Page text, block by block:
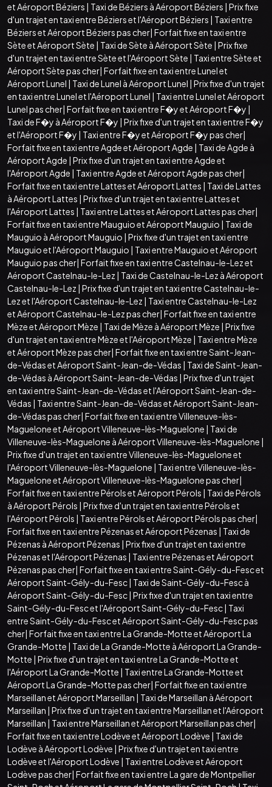
et Aéroport Béziers | Taxi de Béziers à Aéroport Béziers | Prix fixe
d'un trajet en taxi entre Béziers et l'Aéroport Béziers | Taxi entre
Béziers et Aéroport Béziers pas cher| Forfait fixe en taxi entre
Sète et Aéroport Sète | Taxi de Sète à Aéroport Sète | Prix fixe
d'un trajet en taxi entre Sète et l'Aéroport Sète | Taxi entre Sète et
Aéroport Sète pas cher| Forfait fixe en taxi entre Lunel et
Aéroport Lunel | Taxi de Lunel à Aéroport Lunel | Prix fixe d'un trajet
en taxi entre Lunel et l'Aéroport Lunel | Taxi entre Lunel et Aéroport
Lunel pas cher| Forfait fixe en taxi entre F�y et Aéroport F�y |
Taxi de F�y à Aéroport F�y | Prix fixe d'un trajet en taxi entre F�y
et l'Aéroport F�y | Taxi entre F�y et Aéroport F�y pas cher|
Forfait fixe en taxi entre Agde et Aéroport Agde | Taxi de Agde à
Aéroport Agde | Prix fixe d'un trajet en taxi entre Agde et
l'Aéroport Agde | Taxi entre Agde et Aéroport Agde pas cher|
Forfait fixe en taxi entre Lattes et Aéroport Lattes | Taxi de Lattes
à Aéroport Lattes | Prix fixe d'un trajet en taxi entre Lattes et
l'Aéroport Lattes | Taxi entre Lattes et Aéroport Lattes pas cher|
Forfait fixe en taxi entre Mauguio et Aéroport Mauguio | Taxi de
Mauguio à Aéroport Mauguio | Prix fixe d'un trajet en taxi entre
Mauguio et l'Aéroport Mauguio | Taxi entre Mauguio et Aéroport
Mauguio pas cher| Forfait fixe en taxi entre Castelnau-le-Lez et
Aéroport Castelnau-le-Lez | Taxi de Castelnau-le-Lez à Aéroport
Castelnau-le-Lez | Prix fixe d'un trajet en taxi entre Castelnau-le-
Lez et l'Aéroport Castelnau-le-Lez | Taxi entre Castelnau-le-Lez
et Aéroport Castelnau-le-Lez pas cher| Forfait fixe en taxi entre
Mèze et Aéroport Mèze | Taxi de Mèze à Aéroport Mèze | Prix fixe
d'un trajet en taxi entre Mèze et l'Aéroport Mèze | Taxi entre Mèze
et Aéroport Mèze pas cher| Forfait fixe en taxi entre Saint-Jean-
de-Védas et Aéroport Saint-Jean-de-Védas | Taxi de Saint-Jean-
de-Védas à Aéroport Saint-Jean-de-Védas | Prix fixe d'un trajet
en taxi entre Saint-Jean-de-Védas et l'Aéroport Saint-Jean-de-
Védas | Taxi entre Saint-Jean-de-Védas et Aéroport Saint-Jean-
de-Védas pas cher| Forfait fixe en taxi entre Villeneuve-lès-
Maguelone et Aéroport Villeneuve-lès-Maguelone | Taxi de
Villeneuve-lès-Maguelone à Aéroport Villeneuve-lès-Maguelone |
Prix fixe d'un trajet en taxi entre Villeneuve-lès-Maguelone et
l'Aéroport Villeneuve-lès-Maguelone | Taxi entre Villeneuve-lès-
Maguelone et Aéroport Villeneuve-lès-Maguelone pas cher|
Forfait fixe en taxi entre Pérols et Aéroport Pérols | Taxi de Pérols
à Aéroport Pérols | Prix fixe d'un trajet en taxi entre Pérols et
l'Aéroport Pérols | Taxi entre Pérols et Aéroport Pérols pas cher|
Forfait fixe en taxi entre Pézenas et Aéroport Pézenas | Taxi de
Pézenas à Aéroport Pézenas | Prix fixe d'un trajet en taxi entre
Pézenas et l'Aéroport Pézenas | Taxi entre Pézenas et Aéroport
Pézenas pas cher| Forfait fixe en taxi entre Saint-Gély-du-Fesc et
Aéroport Saint-Gély-du-Fesc| Taxi de Saint-Gély-du-Fesc à
Aéroport Saint-Gély-du-Fesc| Prix fixe d'un trajet en taxi entre
Saint-Gély-du-Fesc et l'Aéroport Saint-Gély-du-Fesc| Taxi
entre Saint-Gély-du-Fesc et Aéroport Saint-Gély-du-Fesc pas
cher| Forfait fixe en taxi entre La Grande-Motte et Aéroport La
Grande-Motte | Taxi de La Grande-Motte à Aéroport La Grande-
Motte | Prix fixe d'un trajet en taxi entre La Grande-Motte et
l'Aéroport La Grande-Motte | Taxi entre La Grande-Motte et
Aéroport La Grande-Motte pas cher| Forfait fixe en taxi entre
Marseillan et Aéroport Marseillan | Taxi de Marseillan à Aéroport
Marseillan | Prix fixe d'un trajet en taxi entre Marseillan et l'Aéroport
Marseillan | Taxi entre Marseillan et Aéroport Marseillan pas cher|
Forfait fixe en taxi entre Lodève et Aéroport Lodève | Taxi de
Lodève à Aéroport Lodève | Prix fixe d'un trajet en taxi entre
Lodève et l'Aéroport Lodève | Taxi entre Lodève et Aéroport
Lodève pas cher| Forfait fixe en taxi entre La gare de Montpellier